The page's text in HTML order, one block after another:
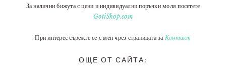
За налични бижута с цени и индивидуални поръчки моля посетете
GotiShop.com
При интерес сърежте се с мен чрез страницата за Контакт
ОЩЕ ОТ САЙТА: